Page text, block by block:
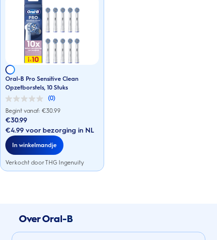
Oral-B Pro Sensitive Clean
Opzetborstels, 10 Stuks
(0)
0.0
van
de
5
sterren.
Begint vanaf: €30.99
€30.99
€4.99 voor bezorging in NL
In winkelmandje
Verkocht door THG Ingenuity
Over Oral-B